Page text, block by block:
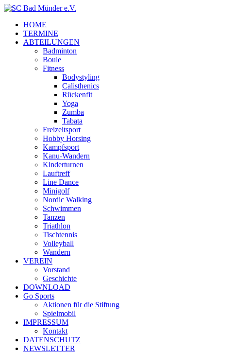
HOME
TERMINE
ABTEILUNGEN
Badminton
Boule
Fitness
Bodystyling
Calisthenics
Rückenfit
Yoga
Zumba
Tabata
Freizeitsport
Hobby Horsing
Kampfsport
Kanu-Wandern
Kinderturnen
Lauftreff
Line Dance
Minigolf
Nordic Walking
Schwimmen
Tanzen
Triathlon
Tischtennis
Volleyball
Wandern
VEREIN
Vorstand
Geschichte
DOWNLOAD
Go Sports
Aktionen für die Stiftung
Spielmobil
IMPRESSUM
Kontakt
DATENSCHUTZ
NEWSLETTER